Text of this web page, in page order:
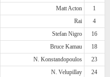
Matt Acton
1
Rai
4
Stefan Nigro
16
Bruce Kamau
18
N. Konstandopoulos
23
N. Velupillay 24